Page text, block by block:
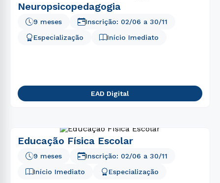
Neuropsicopedagogia
Especialização Início Imediato
9 meses Inscrição: 02/06 a 30/11
EAD Digital
Educação Física Escolar
Início Imediato
9 meses
Especialização
Inscrição: 02/06 a 30/11